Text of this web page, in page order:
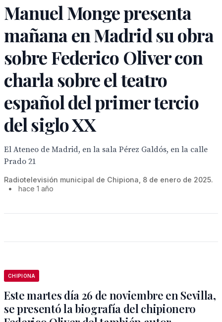
Manuel Monge presenta
mañana en Madrid su obra
sobre Federico Oliver con
charla sobre el teatro
español del primer tercio
del siglo XX
El Ateneo de Madrid, en la sala Pérez Galdós, en la calle
Prado 21
Radiotelevisión municipal de Chipiona, 8 de enero de 2025.
•
hace 1 año
CHIPIONA
Este martes día 26 de noviembre en Sevilla,
se presentó la biografía del chipionero